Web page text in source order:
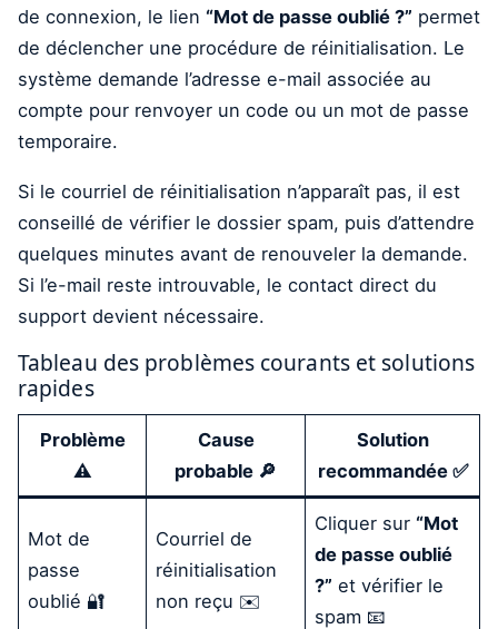
de connexion, le lien “Mot de passe oublié ?” permet
de déclencher une procédure de réinitialisation. Le
système demande l’adresse e-mail associée au
compte pour renvoyer un code ou un mot de passe
temporaire.
Si le courriel de réinitialisation n’apparaît pas, il est
conseillé de vérifier le dossier spam, puis d’attendre
quelques minutes avant de renouveler la demande.
Si l’e-mail reste introuvable, le contact direct du
support devient nécessaire.
Tableau des problèmes courants et solutions
rapides
Problème
⚠️
Cause
probable 🔎
Solution
recommandée ✅
Mot de
passe
oublié 🔐
Courriel de
réinitialisation
non reçu ✉️
Cliquer sur “Mot
de passe oublié
?” et vérifier le
spam 📧